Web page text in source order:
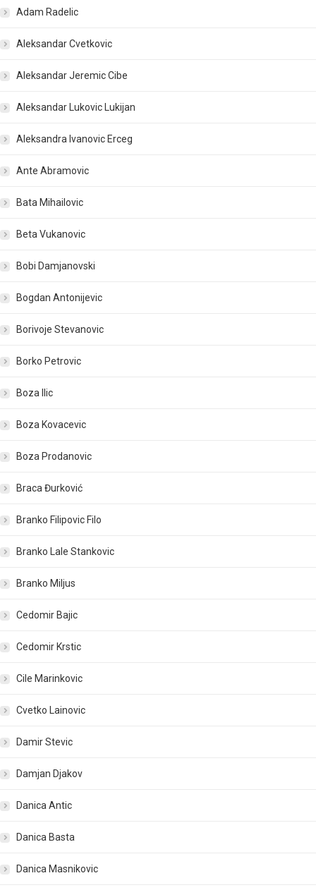
Adam Radelic
Aleksandar Cvetkovic
Aleksandar Jeremic Cibe
Aleksandar Lukovic Lukijan
Aleksandra Ivanovic Erceg
Ante Abramovic
Bata Mihailovic
Beta Vukanovic
Bobi Damjanovski
Bogdan Antonijevic
Borivoje Stevanovic
Borko Petrovic
Boza Ilic
Boza Kovacevic
Boza Prodanovic
Braca Đurković
Branko Filipovic Filo
Branko Lale Stankovic
Branko Miljus
Cedomir Bajic
Cedomir Krstic
Cile Marinkovic
Cvetko Lainovic
Damir Stevic
Damjan Djakov
Danica Antic
Danica Basta
Danica Masnikovic